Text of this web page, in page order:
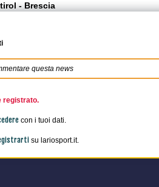
- Brescia
questa news
registrato.
con i tuoi dati.
su lariosport.it.